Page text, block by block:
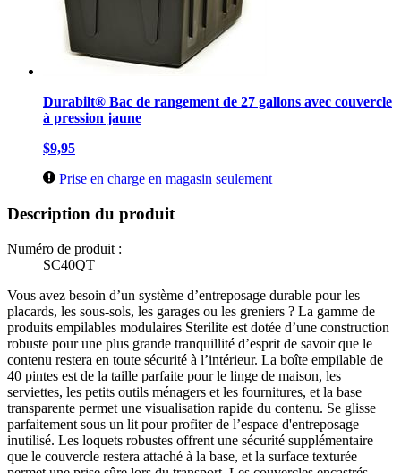
Durabilt® Bac de rangement de 27 gallons avec couvercle
à pression jaune
$9,95
Prise en charge en magasin seulement
Description du produit
Numéro de produit :
SC40QT
Vous avez besoin d’un système d’entreposage durable pour les
placards, les sous-sols, les garages ou les greniers ? La gamme de
produits empilables modulaires Sterilite est dotée d’une construction
robuste pour une plus grande tranquillité d’esprit de savoir que le
contenu restera en toute sécurité à l’intérieur. La boîte empilable de
40 pintes est de la taille parfaite pour le linge de maison, les
serviettes, les petits outils ménagers et les fournitures, et la base
transparente permet une visualisation rapide du contenu. Se glisse
parfaitement sous un lit pour profiter de l’espace d'entreposage
inutilisé. Les loquets robustes offrent une sécurité supplémentaire
que le couvercle restera attaché à la base, et la surface texturée